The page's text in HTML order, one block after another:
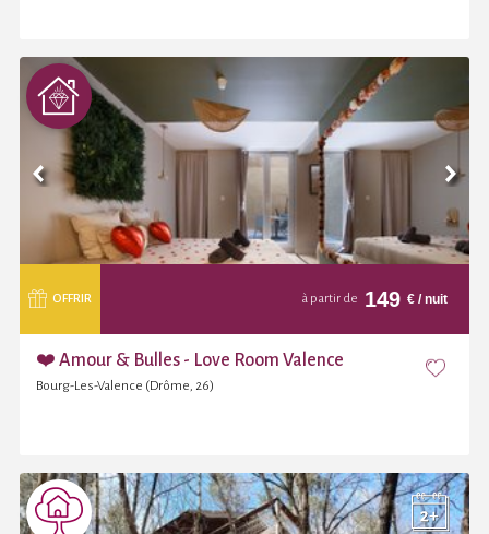
OFFRIR à partir de 149 € / nuit
❤️ Amour & Bulles - Love Room Valence
Bourg-Les-Valence (Drôme, 26)